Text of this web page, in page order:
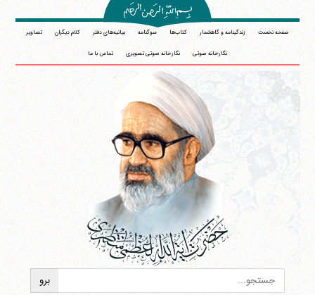
صفحه نخست زندگینامه و گاهشمار کتاب‌ها سوگنامه بیانیه‌های دفتر کلام دیگران تصاویر
نگارخانه صوتی نگارخانه صوتی تصویری تماس با ما